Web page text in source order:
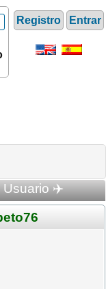
Registro Entrar
Usuario ✈️